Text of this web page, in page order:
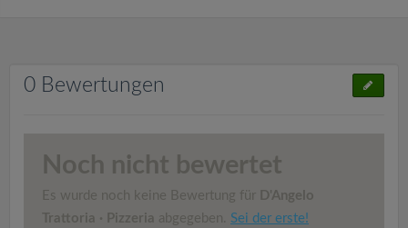
0 Bewertungen
Noch nicht bewertet
Es wurde noch keine Bewertung für D'Angelo
Trattoria · Pizzeria abgegeben. Sei der erste!